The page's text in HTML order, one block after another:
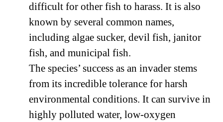
difficult for other fish to harass. It is also
known by several common names,
including algae sucker, devil fish, janitor
fish, and municipal fish.
The species’ success as an invader stems
from its incredible tolerance for harsh
environmental conditions. It can survive in
highly polluted water, low-oxygen